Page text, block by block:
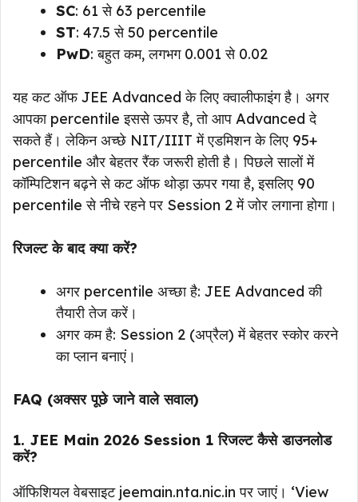
SC: 61 से 63 percentile
ST: 47.5 से 50 percentile
PwD: बहुत कम, लगभग 0.001 से 0.02
यह कट ऑफ JEE Advanced के लिए क्वालीफाइंग है। अगर
आपका percentile इससे ऊपर है, तो आप Advanced दे
सकते हैं। लेकिन अच्छे NIT/IIIT में एडमिशन के लिए 95+
percentile और बेहतर रैंक जरूरी होती है। पिछले सालों में
कॉम्पिटिशन बढ़ने से कट ऑफ थोड़ा ऊपर गया है, इसलिए 90
percentile से नीचे रहने पर Session 2 में जोर लगाना होगा।
रिजल्ट के बाद क्या करें?
अगर percentile अच्छा है: JEE Advanced की
तैयारी तेज करें।
अगर कम है: Session 2 (अप्रैल) में बेहतर स्कोर करने
का प्लान बनाएं।
FAQ (अक्सर पूछे जाने वाले सवाल)
1. JEE Main 2026 Session 1 रिजल्ट कैसे डाउनलोड
करें?
ऑफिशियल वेबसाइट jeemain.nta.nic.in पर जाएं। ‘View